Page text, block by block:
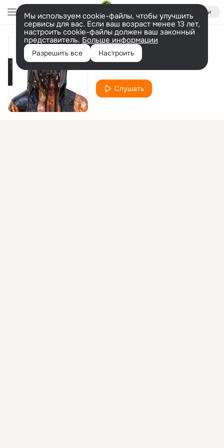
Войти
Мы используем cookie-файлы, чтобы улучшить
сервисы для вас. Если ваш возраст менее 13 лет,
настроить cookie-файлы должен ваш законный
представитель. Больше информации
Разрешить все Настроить
Night
Слушать